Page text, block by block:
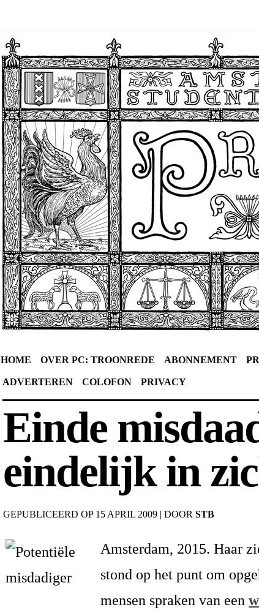
HOME OVER PC: TROONREDE ABONNEMENT
ADVERTEREN COLOFON PRIVACY
Einde
eindelijk in
GEPUBLICEERD OP 15 APRIL 2009 |DOOR STB
Amsterdam, 2015. Haar
stond op het punt om
mensen spraken van een